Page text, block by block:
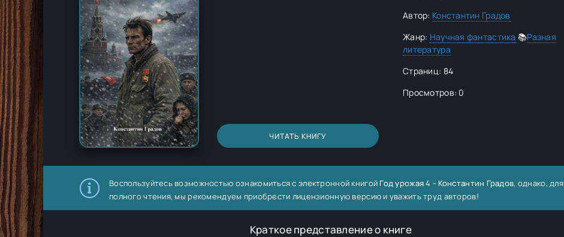
ЧИТАТЬ КНИГУ
Автор: Константин Градов
Жанр: Научная фантастика 📚Разная
литература
Страниц: 84
Просмотров: 0
Воспользуйтесь возможностью ознакомиться с электронной книгой Год урожая 4 - Константин Градов, однако, для
полного чтения, мы рекомендуем приобрести лицензионную версию и уважить труд авторов!
Краткое представление о книге